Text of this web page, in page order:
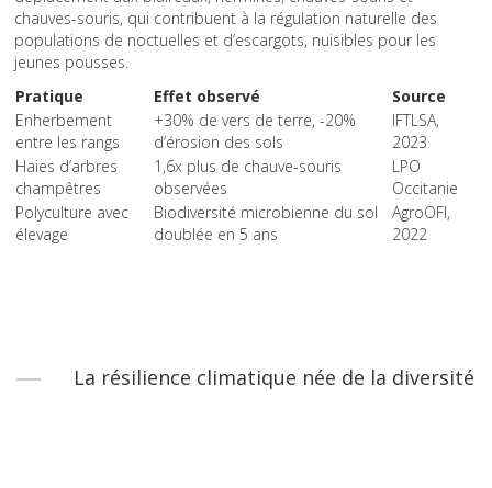
chauves-souris, qui contribuent à la régulation naturelle des
populations de noctuelles et d’escargots, nuisibles pour les
jeunes pousses.
Pratique
Effet observé
Source
Enherbement
entre les rangs
+30% de vers de terre, -20%
d’érosion des sols
IFTLSA,
2023
Haies d’arbres
champêtres
1,6x plus de chauve-souris
observées
LPO
Occitanie
Polyculture avec
élevage
Biodiversité microbienne du sol
doublée en 5 ans
AgroOFI,
2022
La résilience climatique née de la diversité